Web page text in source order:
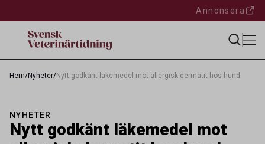
Annonsera
Hem/Nyheter/Nytt godkänt läkemedel mot allergisk dermatit hos hund
NYHETER
Nytt godkänt läkemedel mot